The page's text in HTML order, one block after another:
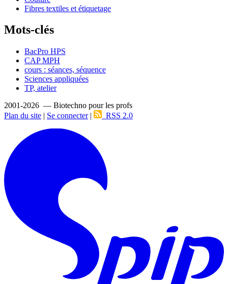
Fibres textiles et étiquetage
Mots-clés
BacPro HPS
CAP MPH
cours : séances, séquence
Sciences appliquées
TP, atelier
2001-2026 — Biotechno pour les profs
Plan du site | Se connecter| RSS 2.0